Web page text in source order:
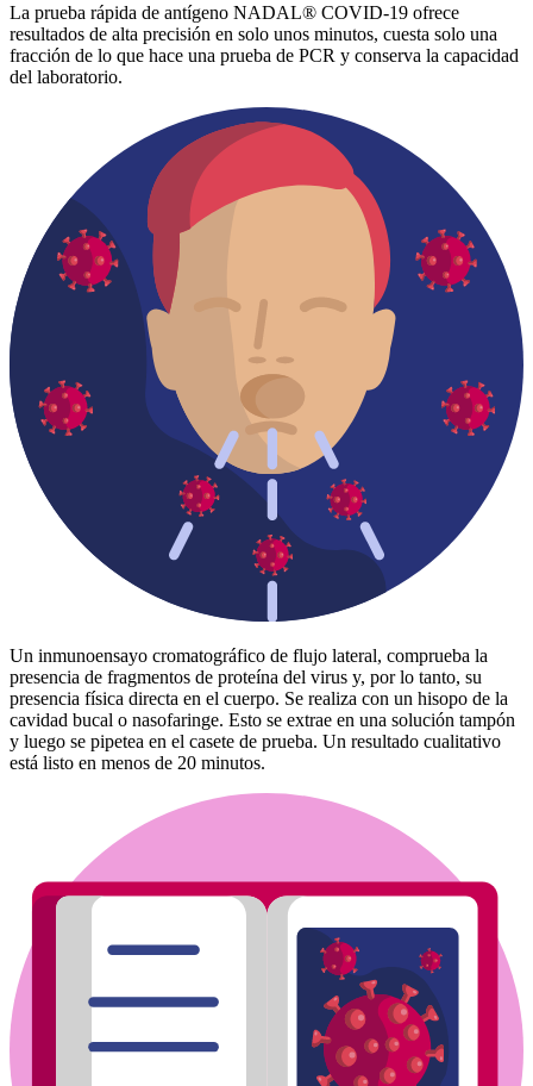
La prueba rápida de antígeno NADAL® COVID-19 ofrece
resultados de alta precisión en solo unos minutos, cuesta solo una
fracción de lo que hace una prueba de PCR y conserva la capacidad
del laboratorio.
Un inmunoensayo cromatográfico de flujo lateral, comprueba la
presencia de fragmentos de proteína del virus y, por lo tanto, su
presencia física directa en el cuerpo. Se realiza con un hisopo de la
cavidad bucal o nasofaringe. Esto se extrae en una solución tampón
y luego se pipetea en el casete de prueba. Un resultado cualitativo
está listo en menos de 20 minutos.